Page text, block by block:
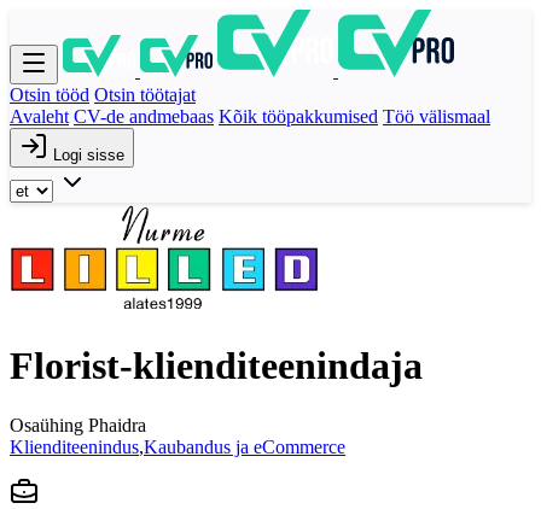
Otsin tööd Otsin töötajat
Avaleht CV-de andmebaas Kõik tööpakkumised Töö välismaal
Logi sisse
Florist-klienditeenindaja
Osaühing Phaidra
Klienditeenindus,Kaubandus ja eCommerce